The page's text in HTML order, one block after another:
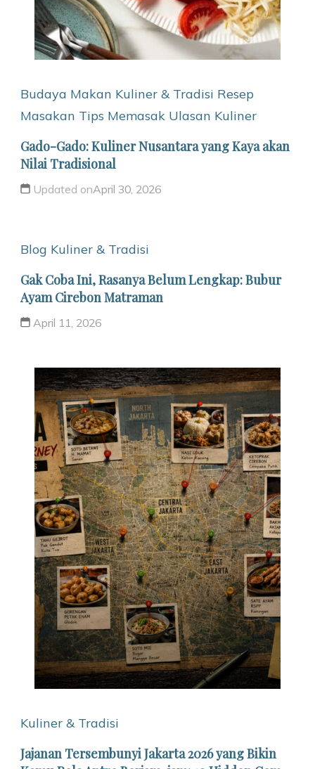
Budaya Makan Kuliner & Tradisi Resep
Masakan Tips Memasak Ulasan Kuliner
Gado-Gado: Kuliner Nusantara yang Kaya akan
Nilai Tradisional
Updated onApril 30, 2026
Blog Kuliner & Tradisi
Gak Coba Ini, Rasanya Belum Lengkap: Bubur
Ayam Cirebon Matraman
April 11, 2026
Kuliner & Tradisi
Jajanan Tersembunyi Jakarta 2026 yang Bikin